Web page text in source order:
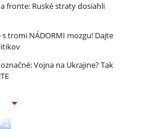
fronte: Ruské straty dosiahli
tromi NÁDORMI mozgu! Dajte
Vojna na Ukrajine? Tak